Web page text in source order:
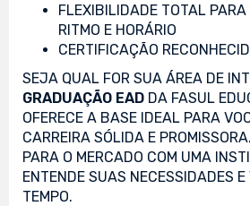
FLEXIBILIDADE TOTAL
RITMO E HORÁRIO
CERTIFICAÇÃO
SEJA QUAL FOR SUA ÁREA DE
GRADUAÇÃO EAD DA FASUL
OFERECE A BASE IDEAL PARA
CARREIRA SÓLIDA E
PARA O MERCADO COM UMA
ENTENDE SUAS NECESSIDADES
TEMPO.